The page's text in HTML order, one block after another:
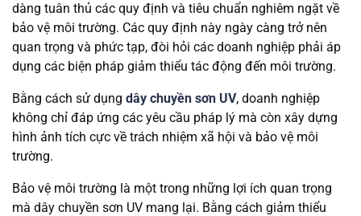
dàng tuân thủ các quy định và tiêu chuẩn nghiêm ngặt về
bảo vệ môi trường. Các quy định này ngày càng trở nên
quan trọng và phức tạp, đòi hỏi các doanh nghiệp phải áp
dụng các biện pháp giảm thiểu tác động đến môi trường.
Bằng cách sử dụng dây chuyền sơn UV, doanh nghiệp
không chỉ đáp ứng các yêu cầu pháp lý mà còn xây dựng
hình ảnh tích cực về trách nhiệm xã hội và bảo vệ môi
trường.
Bảo vệ môi trường là một trong những lợi ích quan trọng
mà dây chuyền sơn UV mang lại. Bằng cách giảm thiểu